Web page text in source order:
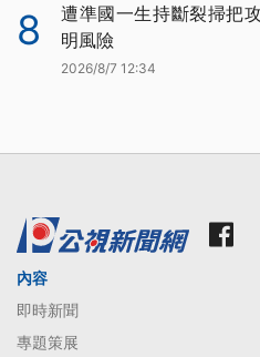
8
遭準國一生持斷裂掃把
明風險
2026/8/7 12:34
內容
即時新聞
專題策展